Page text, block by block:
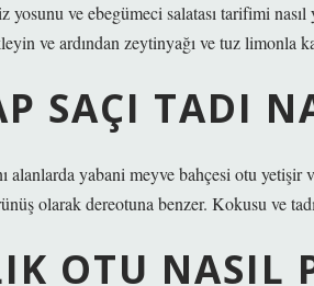
yosunu ve ebegümeci salatası tarifimi
ve ardından zeytinyağı ve tuz limonla
SAÇI TADI
alanlarda yabani meyve bahçesi otu yetişir
olarak dereotuna benzer. Kokusu ve
OTU NASIL